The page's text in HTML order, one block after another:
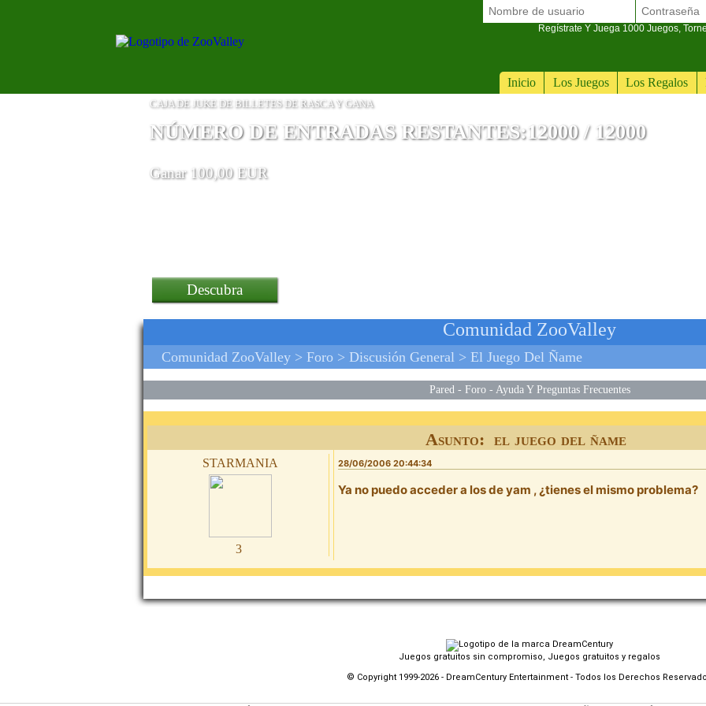
Inicio Los Juegos Los Regalos
Regístrate Y Juega 1000 Juegos,
CAJA DE JUKE DE BILLETES DE RASCA Y GANA
NÚMERO DE ENTRADAS RESTANTES:12000 / 12000
Ganar 100,00 EUR
Descubra
una barra arcade mvsx
Comunidad ZooValley
Comunidad ZooValley > Foro > Discusión General > El Juego Del Ñame
Pared - Foro- Ayuda Y Preguntas Frecuentes
Asunto: el juego del ñame
starmania
3
28/06/2006 20:44:34
Ya no puedo acceder a los de yam , ¿tienes el mismo problema?
Juegos gratuitos sin compromiso, Juegos gratuitos y regalos
© Copyright 1999-2026 - DreamCentury Entertainment - Todos los Derechos